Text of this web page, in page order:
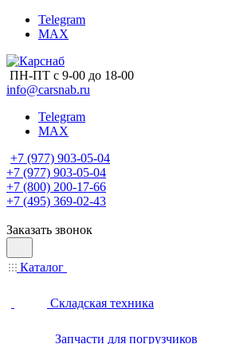
Telegram
MAX
ПН-ПТ с 9-00 до 18-00
info@carsnab.ru
Telegram
MAX
+7 (977) 903-05-04
+7 (977) 903-05-04
+7 (800) 200-17-66
+7 (495) 369-02-43
Заказать звонок
Каталог
Складская техника
Запчасти для погрузчиков